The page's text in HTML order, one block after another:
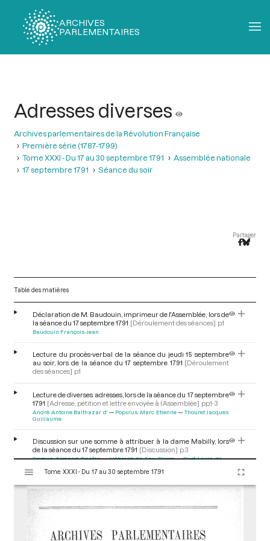
ARCHIVES
PARLEMENTAIRES
Adresses diverses
Archives parlementaires de la Révolution Française
Première série (1787-1799)
Tome XXXI - Du 17 au 30 septembre 1791
Assemblée nationale
17 septembre 1791
Séance du soir
Partager
Table des matières
Déclaration de M. Baudouin, imprimeur de l'Assemblée, lors de
la séance du 17 septembre 1791 [Déroulement des séances] p.1
Baudouin François-Jean
Lecture du procès-verbal de la séance du jeudi 15 septembre
au soir, lors de la séance du 17 septembre 1791 [Déroulement
des séances] p.1
Lecture de diverses adresses, lors de la séance du 17 septembre
1791 [Adresse, pétition et lettre envoyée à l’Assemblée] pp.1-3
André Antoine Balthazar d' Populus Marc Etienne
Thouret Jacques
Guillaume
Discussion sur une somme à attribuer à la dame Mabilly, lors
de la séance du 17 septembre 1791 [Discussion] p.3
Camus Armand Gaston Hébrard de Fau Pierre
Curt Louis de
s
Tome XXXI - Du 17 au 30 septembre 1791